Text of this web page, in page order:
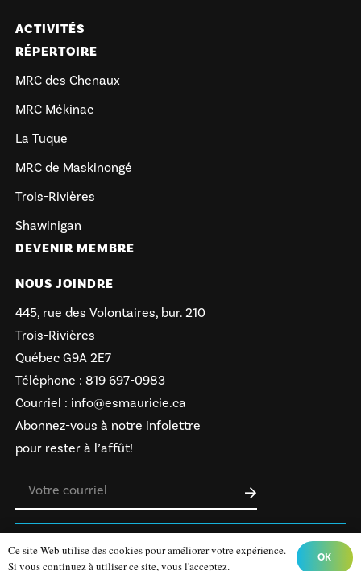
ACTIVITÉS
RÉPERTOIRE
MRC des Chenaux
MRC Mékinac
La Tuque
MRC de Maskinongé
Trois-Rivières
Shawinigan
DEVENIR MEMBRE
NOUS JOINDRE
445, rue des Volontaires, bur. 210
Trois-Rivières
Québec G9A 2E7
Téléphone : 819 697-0983
Courriel : info@esmauricie.ca
Abonnez-vous à notre infolettre
pour rester à l’affût!
Site web par 👉Cinetic.
Ce site Web utilise des cookies pour améliorer votre expérience.
Si vous continuez à utiliser ce site, vous l'acceptez.
OK